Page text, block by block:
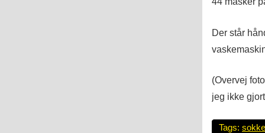
Der står
(Overvej
jeg ikke
Tags: